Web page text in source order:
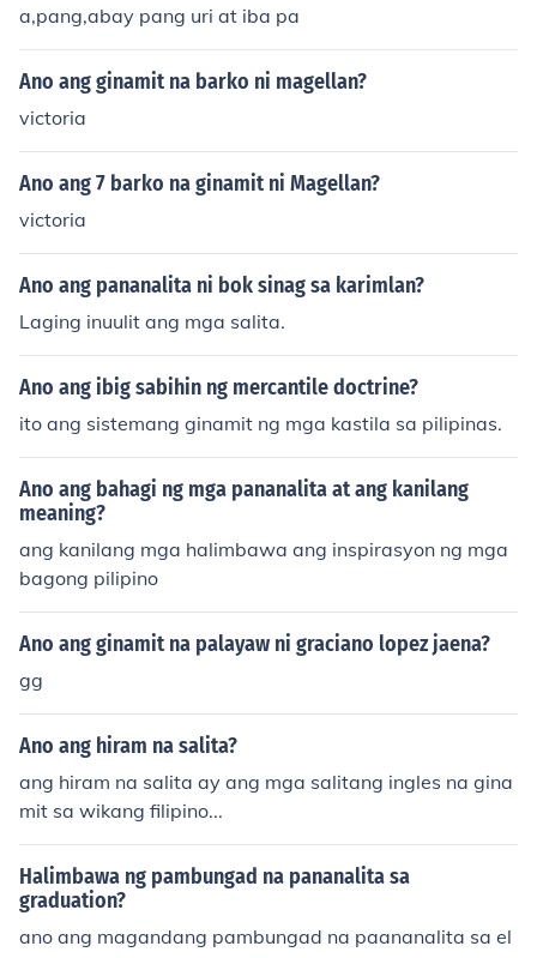
a,pang,abay pang uri at iba pa
Ano ang ginamit na barko ni magellan?
victoria
Ano ang 7 barko na ginamit ni Magellan?
victoria
Ano ang pananalita ni bok sinag sa karimlan?
Laging inuulit ang mga salita.
Ano ang ibig sabihin ng mercantile doctrine?
ito ang sistemang ginamit ng mga kastila sa pilipinas.
Ano ang bahagi ng mga pananalita at ang kanilang
meaning?
ang kanilang mga halimbawa ang inspirasyon ng mga
bagong pilipino
Ano ang ginamit na palayaw ni graciano lopez jaena?
gg
Ano ang hiram na salita?
ang hiram na salita ay ang mga salitang ingles na gina
mit sa wikang filipino...
Halimbawa ng pambungad na pananalita sa
graduation?
ano ang magandang pambungad na paananalita sa el